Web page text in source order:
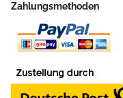
Zahlungsmethoden